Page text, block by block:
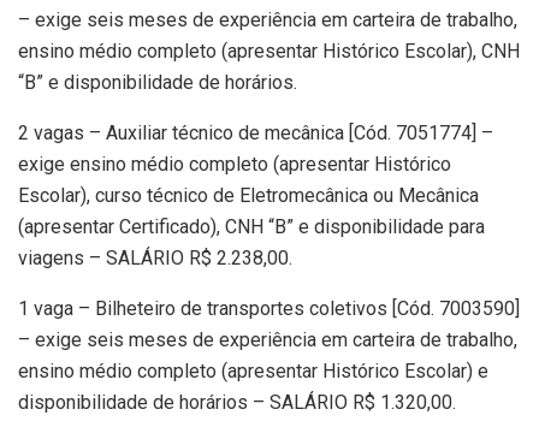
– exige seis meses de experiência em carteira de trabalho,
ensino médio completo (apresentar Histórico Escolar), CNH
“B” e disponibilidade de horários.
2 vagas – Auxiliar técnico de mecânica [Cód. 7051774] –
exige ensino médio completo (apresentar Histórico
Escolar), curso técnico de Eletromecânica ou Mecânica
(apresentar Certificado), CNH “B” e disponibilidade para
viagens – SALÁRIO R$ 2.238,00.
1 vaga – Bilheteiro de transportes coletivos [Cód. 7003590]
– exige seis meses de experiência em carteira de trabalho,
ensino médio completo (apresentar Histórico Escolar) e
disponibilidade de horários – SALÁRIO R$ 1.320,00.